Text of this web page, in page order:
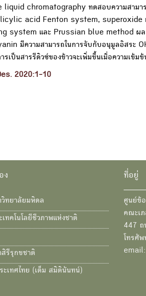
chromatography ทดสอบความสามาร
acid Fenton system,
system และ Prussian blue method ผ
มีความสามารถในการจับกับอนุมูลอิสระ
รเป็นสารรีดิวซ์ของข้าวจะเพิ่มขึ้นเมื่อความเข้
2020:1-10
ง
ทยาลัยมหิดล
ทคโนโลยีชีวภาพแห่งชาติ
รีรุกขชาติ
เทศไทย (เต็ม สมิตินันทน์)
ที่อยู่
ศูนย์ข้
คณะเ
447 ถ
โทรศั